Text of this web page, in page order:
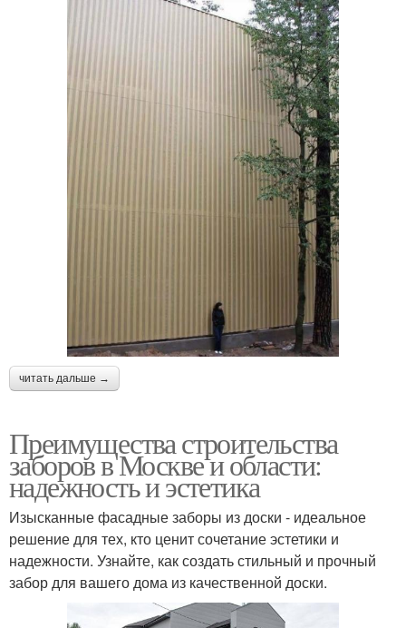
читать дальше →
Преимущества строительства
заборов в Москве и области:
надежность и эстетика
Изысканные фасадные заборы из доски - идеальное
решение для тех, кто ценит сочетание эстетики и
надежности. Узнайте, как создать стильный и прочный
забор для вашего дома из качественной доски.